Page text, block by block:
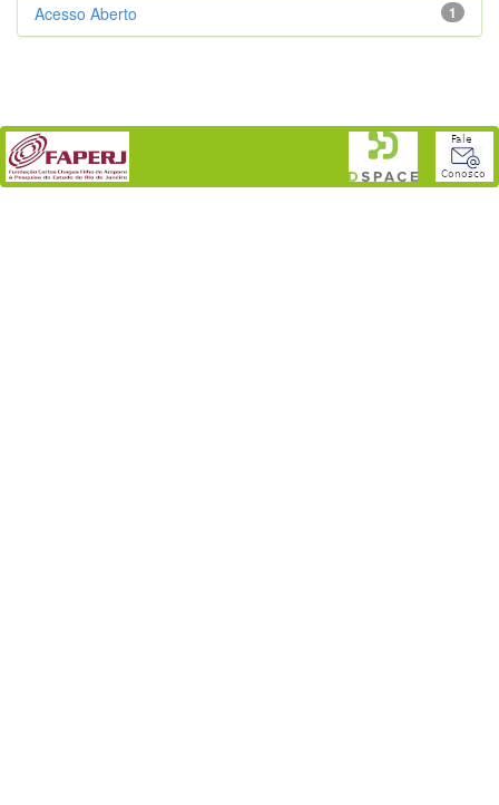
1
Acesso Aberto